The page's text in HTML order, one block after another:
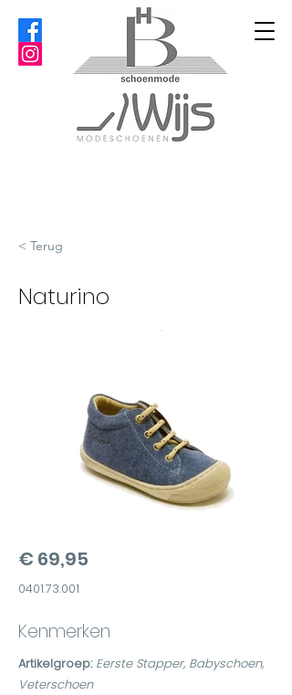
< Terug
Naturino
€ 69,95
0401.73.001
Kenmerken
Artikelgroep: Eerste Stapper, Babyschoen,
Veterschoen